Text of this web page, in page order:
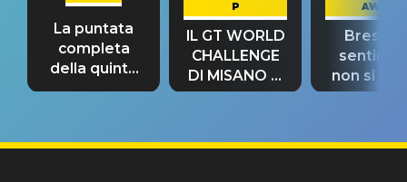
La puntata
completa
della quinta
tappa
P
IL GT WORLD
CHALLENGE
DI MISANO si
riconferma
AWAY
Bresh:
non si
fino alla